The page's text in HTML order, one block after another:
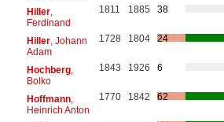
Hiller,
Ferdinand
1811 1885 38
Hiller, Johann
Adam
1728 1804 24
Hochberg,
Bolko
1843 1926 6
Hoffmann,
Heinrich Anton
1770 1842 62